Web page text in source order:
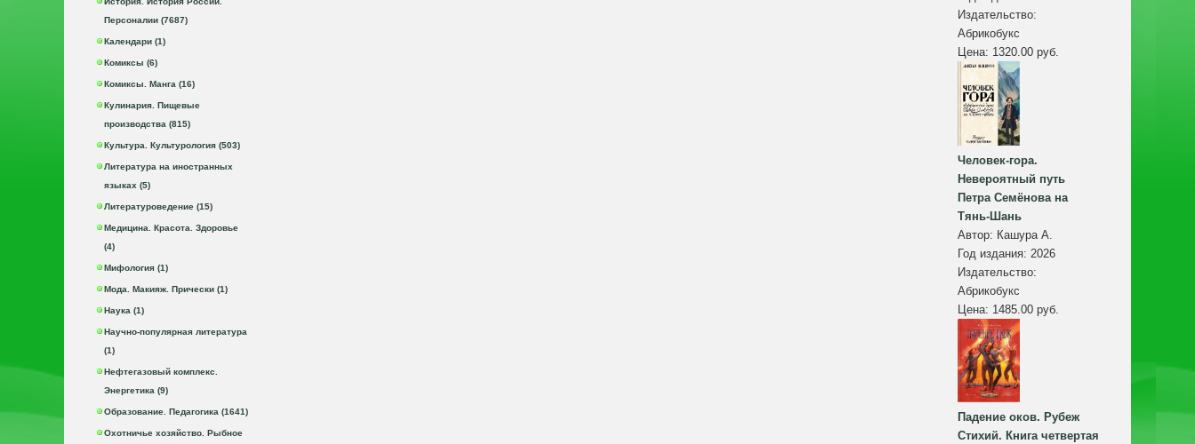
Персоналии (7687)
Календари (1)
Комиксы (6)
Комиксы. Манга (16)
Кулинария. Пищевые
производства (815)
Культура. Культурология (503)
Литература на иностранных
языках (5)
Литературоведение (15)
Медицина. Красота. Здоровье
(4)
Мифология (1)
Мода. Макияж. Прически (1)
Наука (1)
Научно-популярная литература
(1)
Нефтегазовый комплекс.
Энергетика (9)
Образование. Педагогика (1641)
Охотничье хозяйство. Рыбное
Издательство:
Абрикобукс
Цена: 1320.00 руб.
Человек-гора.
Невероятный путь
Петра Семёнова на
Тянь-Шань
Автор: Кашура А.
Год издания: 2026
Издательство:
Абрикобукс
Цена: 1485.00 руб.
Падение оков. Рубеж
Стихий. Книга четвертая